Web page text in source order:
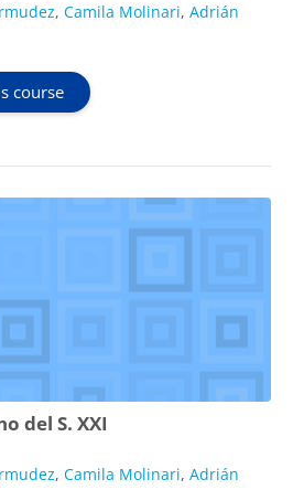
, Camila Molinari, Adrián
course
del S. XXI
, Camila Molinari, Adrián